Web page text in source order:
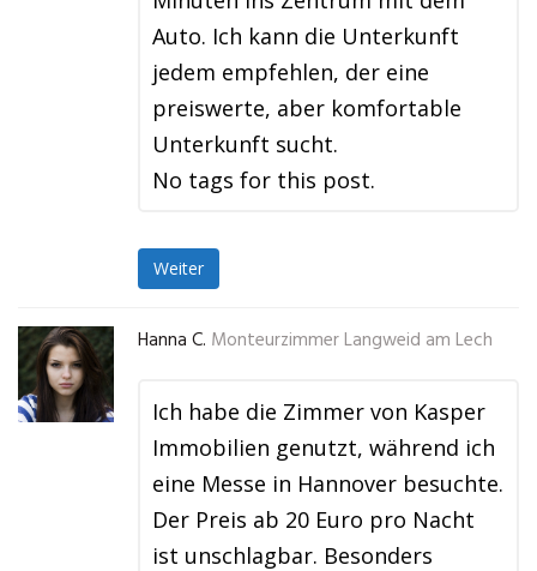
Auto. Ich kann die Unterkunft
jedem empfehlen, der eine
preiswerte, aber komfortable
Unterkunft sucht.
No tags for this post.
Weiter
Hanna C. Monteurzimmer Langweid am Lech
Ich habe die Zimmer von Kasper
Immobilien genutzt, während ich
eine Messe in Hannover besuchte.
Der Preis ab 20 Euro pro Nacht
ist unschlagbar. Besonders